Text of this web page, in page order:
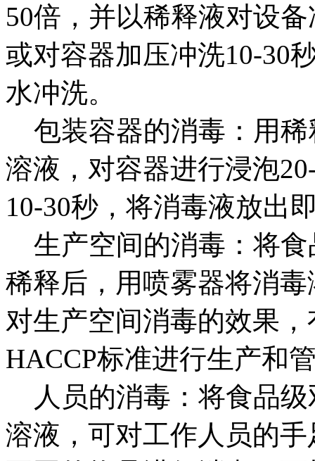
50倍，并以稀释液对设
或对容器加压冲洗10-30
水冲洗。
包装容器的消毒：用稀
溶液，对容器进行浸泡
10-30秒，将消毒液放出
生产空间的消毒：将食
稀释后，用喷雾器将消
对生产空间消毒的效果
HACCP标准进行生产和
人员的消毒：将食品级
溶液，可对工作人员的